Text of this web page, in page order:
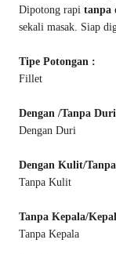
Dipotong rapi tanpa
sekali masak. Siap
Tipe Potongan :
Fillet
Dengan /Tanpa
Dengan Duri
Dengan Kulit/
Tanpa Kulit
Tanpa Kepala/
Tanpa Kepala